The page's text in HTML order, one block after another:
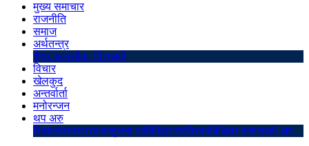
मुख्य समाचार
राजनीति
समाज
अर्थतन्त्र
शेयर बजारबैंक–वित्तअटो
विचार
खेलकुद
अन्तर्वार्ता
मनोरन्जन
थप अरु
शिक्षास्वास्थ्यप्रवाससुचना प्रविधिपत्रपत्रिकाबिचित्र संसारब्लो अप